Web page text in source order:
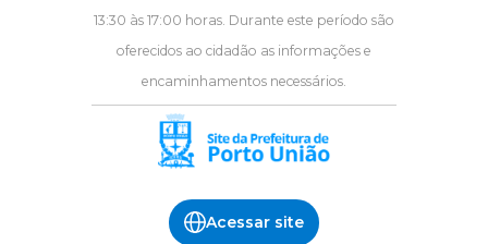
13:30 às 17:00 horas. Durante este período são
oferecidos ao cidadão as informações e
encaminhamentos necessários.
Acessar site